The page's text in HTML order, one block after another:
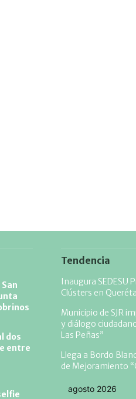
dos
entre
Tendencia
Inaugura SEDESU
Clústers en
Municipio de SJR
y diálogo
Las Peñas”
Llega a Bordo
de Mejoramiento
agosto 2026